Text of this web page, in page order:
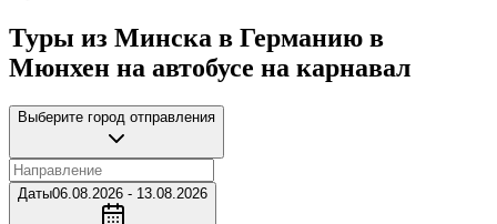
Туры из Минска в Германию в
Мюнхен на автобусе на карнавал
Выберите город отправления
Даты06.08.2026 - 13.08.2026